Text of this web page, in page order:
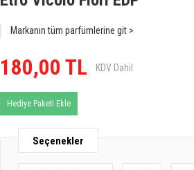
Markanın tüm parfümlerine git >
180,00 TL KDV Dahil
Hediye Paketi Ekle
Seçenekler